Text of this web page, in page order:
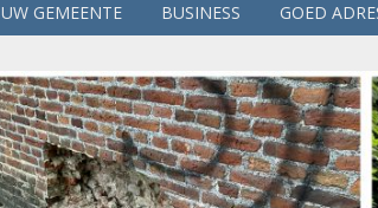
UW GEMEENTE BUSINESS GOED